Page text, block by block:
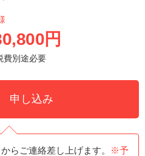
円
費別途必要
申し込み
らご連絡差し上げます。
※予